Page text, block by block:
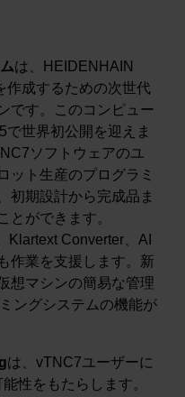
は、HEIDENHAIN
作成するための次世代
です。このコンピュー
で世界初公開を迎えま
ソフトウェアのユ
ット生産のプログラミ
初期設計から完成品ま
とができます。
Klartext Converter、AI
作業を支援します。新
想マシンの簡易な管理
ングシステムの機能が
は、vTNC7ユーザーに
性をもたらします。